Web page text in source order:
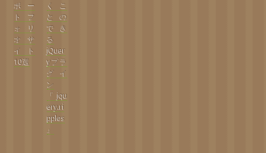
ポー
トフ
ォリ
オサ
イト
10選
くこ
との
でき
る
jQuer
yプラ
グイ
ン
「jqu
ery.ri
pples
」